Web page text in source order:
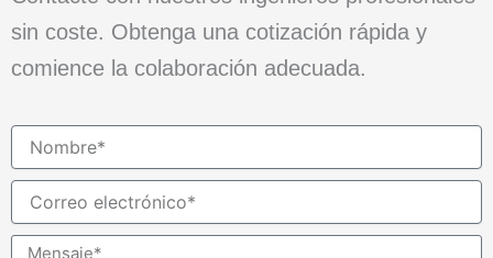
sin coste. Obtenga una cotización rápida y
comience la colaboración adecuada.
Nombre
Correo
electrónico
Mensaje